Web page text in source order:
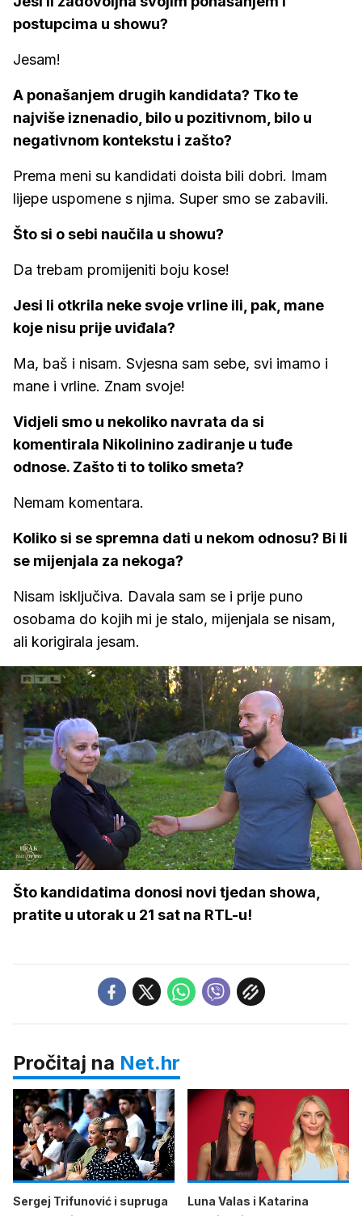
postupcima u showu?
Jesam!
A ponašanjem drugih kandidata? Tko te
najviše iznenadio, bilo u pozitivnom, bilo u
negativnom kontekstu i zašto?
Prema meni su kandidati doista bili dobri. Imam
lijepe uspomene s njima. Super smo se zabavili.
Što si o sebi naučila u showu?
Da trebam promijeniti boju kose!
Jesi li otkrila neke svoje vrline ili, pak, mane
koje nisu prije uviđala?
Ma, baš i nisam. Svjesna sam sebe, svi imamo i
mane i vrline. Znam svoje!
Vidjeli smo u nekoliko navrata da si
komentirala Nikolinino zadiranje u tuđe
odnose. Zašto ti to toliko smeta?
Nemam komentara.
Koliko si se spremna dati u nekom odnosu? Bi li
se mijenjala za nekoga?
Nisam isključiva. Davala sam se i prije puno
osobama do kojih mi je stalo, mijenjala se nisam,
ali korigirala jesam.
Upali
zvuk
:
30.28%
Što kandidatima donosi novi tjedan showa,
pratite u utorak u 21 sat na RTL-u!
Pročitaj na Net.hr
Sergej Trifunović i supruga
Luna Valas i Katarina